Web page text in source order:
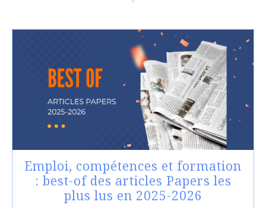
Emploi, compétences et formation
: best-of des articles Papers les
plus lus en 2025-2026